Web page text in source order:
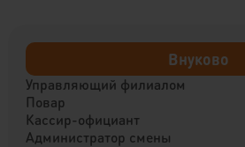
Внуково
Управляющий филиалом
Повар
Кассир-официант
Администратор смены